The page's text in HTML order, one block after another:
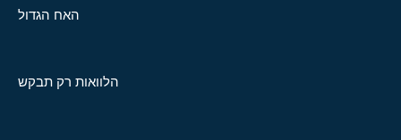
האח הגדול
הלוואות רק תבקש